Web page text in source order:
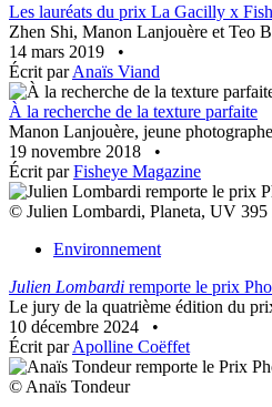
Les lauréats du prix La Gacilly x
Zhen Shi, Manon Lanjouère et Teo
14 mars 2019
•
Écrit parAnaïs Viand
À la recherche de la texture parfaite
Manon Lanjouère, jeune
19 novembre 2018
•
Écrit parFisheye Magazine
© Julien Lombardi, Planeta, UV 395
Environnement
Julien Lombardi remporte le prix
Le jury de la quatrième édition du
10 décembre 2024
•
Écrit parApolline Coëffet
© Anaïs Tondeur